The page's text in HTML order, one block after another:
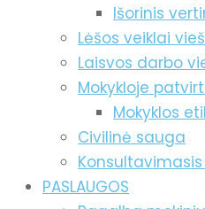
Išorinis
Lėšos veiklai
Laisvos darbo
Mokykloje
Mokyklos
Civilinė sauga
PASLAUGOS